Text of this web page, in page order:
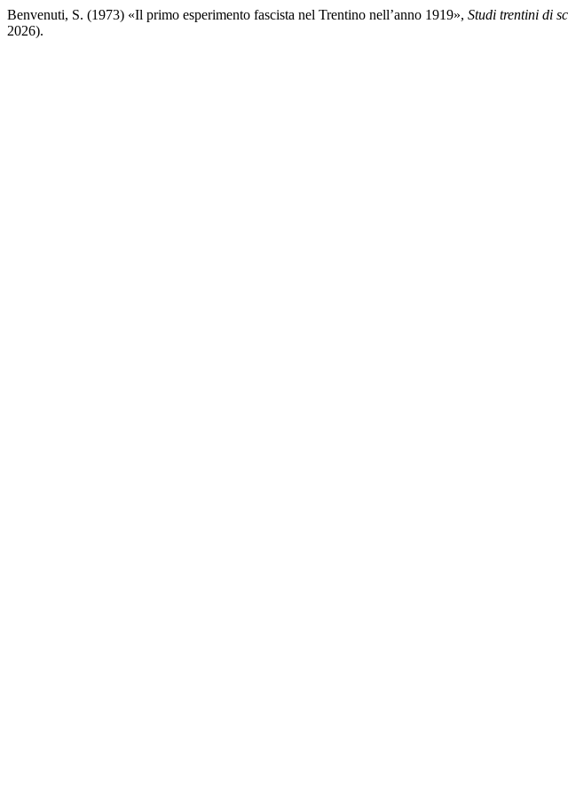
Benvenuti, S. (1973) «Il primo esperimento fascista nel Trentino nell’anno 1919», Studi trentini di
2026).